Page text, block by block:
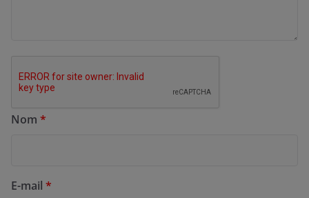
Nom *
E-mail *